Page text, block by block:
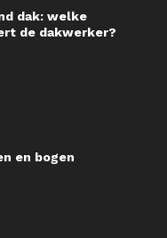
dak: welke
de dakwerker?
en bogen